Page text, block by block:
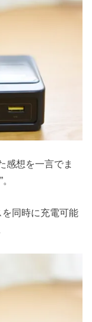
感想を一言でま
同時に充電可能